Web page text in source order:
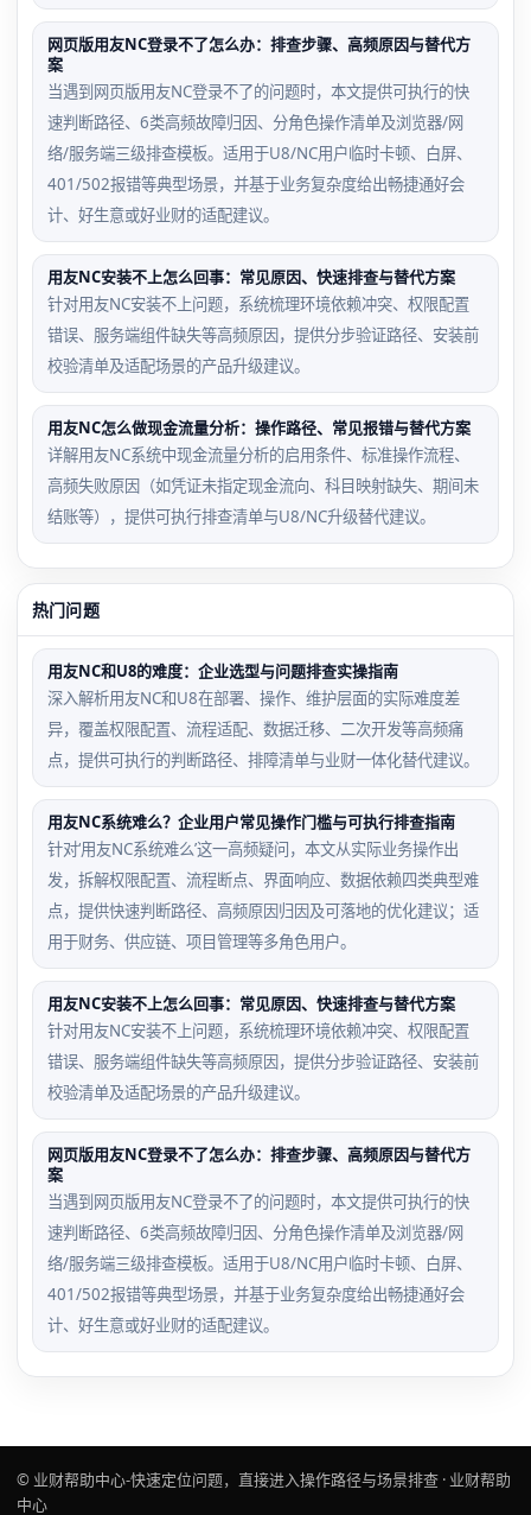
网页版用友NC登录不了怎么办：排查步骤、高频原因与替代方
案
当遇到网页版用友NC登录不了的问题时，本文提供可执行的快
速判断路径、6类高频故障归因、分角色操作清单及浏览器/网
络/服务端三级排查模板。适用于U8/NC用户临时卡顿、白屏、
401/502报错等典型场景，并基于业务复杂度给出畅捷通好会
计、好生意或好业财的适配建议。
用友NC安装不上怎么回事：常见原因、快速排查与替代方案
针对用友NC安装不上问题，系统梳理环境依赖冲突、权限配置
错误、服务端组件缺失等高频原因，提供分步验证路径、安装前
校验清单及适配场景的产品升级建议。
用友NC怎么做现金流量分析：操作路径、常见报错与替代方案
详解用友NC系统中现金流量分析的启用条件、标准操作流程、
高频失败原因（如凭证未指定现金流向、科目映射缺失、期间未
结账等），提供可执行排查清单与U8/NC升级替代建议。
热门问题
用友NC和U8的难度：企业选型与问题排查实操指南
深入解析用友NC和U8在部署、操作、维护层面的实际难度差
异，覆盖权限配置、流程适配、数据迁移、二次开发等高频痛
点，提供可执行的判断路径、排障清单与业财一体化替代建议。
用友NC系统难么？企业用户常见操作门槛与可执行排查指南
针对‘用友NC系统难么’这一高频疑问，本文从实际业务操作出
发，拆解权限配置、流程断点、界面响应、数据依赖四类典型难
点，提供快速判断路径、高频原因归因及可落地的优化建议；适
用于财务、供应链、项目管理等多角色用户。
用友NC安装不上怎么回事：常见原因、快速排查与替代方案
针对用友NC安装不上问题，系统梳理环境依赖冲突、权限配置
错误、服务端组件缺失等高频原因，提供分步验证路径、安装前
校验清单及适配场景的产品升级建议。
网页版用友NC登录不了怎么办：排查步骤、高频原因与替代方
案
当遇到网页版用友NC登录不了的问题时，本文提供可执行的快
速判断路径、6类高频故障归因、分角色操作清单及浏览器/网
络/服务端三级排查模板。适用于U8/NC用户临时卡顿、白屏、
401/502报错等典型场景，并基于业务复杂度给出畅捷通好会
计、好生意或好业财的适配建议。
© 业财帮助中心-快速定位问题，直接进入操作路径与场景排查 · 业财帮助
中心